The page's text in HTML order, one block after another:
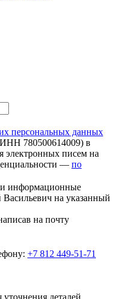
персональных данных
780500614009) в
электронных писем на
— по
и информационные
на указанный
на почту
+7 812 449-51-71